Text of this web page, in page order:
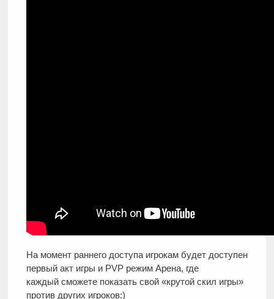
На момент раннего доступа игрокам будет доступен
первый акт игры и PVP режим Арена, где
каждый сможете показать свой «крутой скил игры»
против других игроков:)